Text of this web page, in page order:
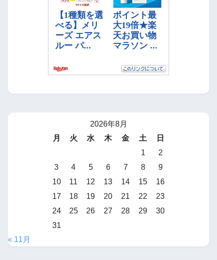
2026年8月
月
火 水 木 金 土
日
1
2
3
4 5 6 7 8
9
10
11 12 13 14 15
16
17
18 19 20 21 22
23
24
25 26 27 28 29
30
31
« 11月